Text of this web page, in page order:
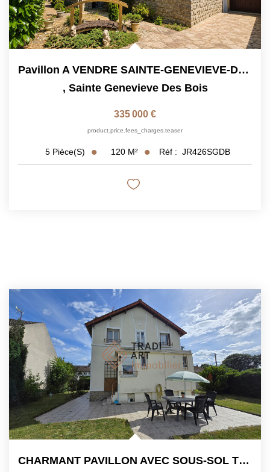
Pavillon A VENDRE SAINTE-GENEVIEVE-DES-BOIS Avec Dépendance
, Sainte Genevieve Des Bois
335 000 €
product.price.fees_charges.teaser
5 Pièce(s) 120 M² Réf : JR426SGDB
CHARMANT PAVILLON AVEC SOUS-SOL TOTAL A VENDRE - SAINTE...